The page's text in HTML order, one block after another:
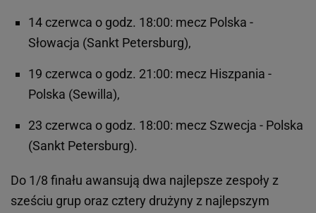
14 czerwca o godz. 18:00: mecz Polska -
Słowacja (Sankt Petersburg),
19 czerwca o godz. 21:00: mecz Hiszpania -
Polska (Sewilla),
23 czerwca o godz. 18:00: mecz Szwecja - Polska
(Sankt Petersburg).
Do 1/8 finału awansują dwa najlepsze zespoły z
sześciu grup oraz cztery drużyny z najlepszym